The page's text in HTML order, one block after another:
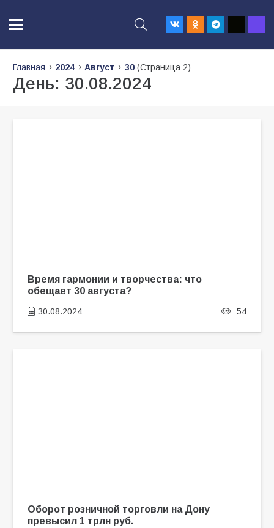
Главная 2024 Август 30(Страница 2)
День: 30.08.2024
Время гармонии и творчества: что
обещает 30 августа?
30.08.2024 54
Оборот розничной торговли на Дону
превысил 1 трлн руб.